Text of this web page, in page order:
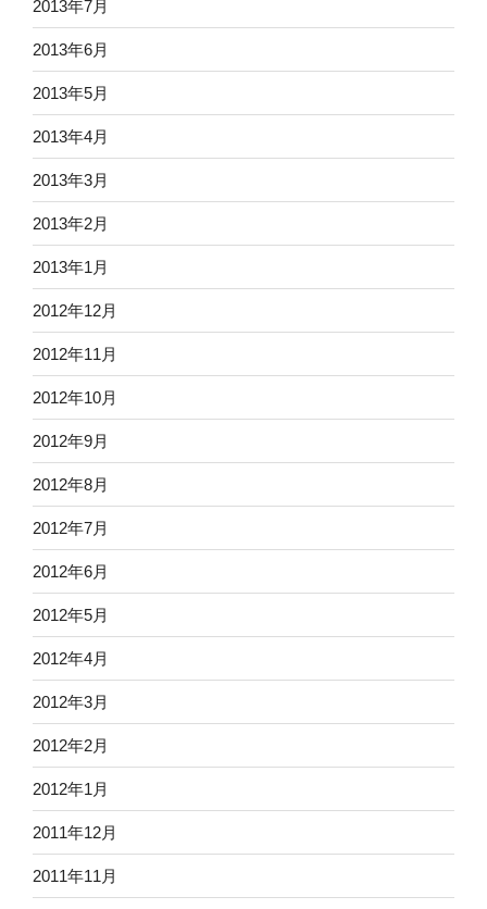
2013年7月
2013年6月
2013年5月
2013年4月
2013年3月
2013年2月
2013年1月
2012年12月
2012年11月
2012年10月
2012年9月
2012年8月
2012年7月
2012年6月
2012年5月
2012年4月
2012年3月
2012年2月
2012年1月
2011年12月
2011年11月